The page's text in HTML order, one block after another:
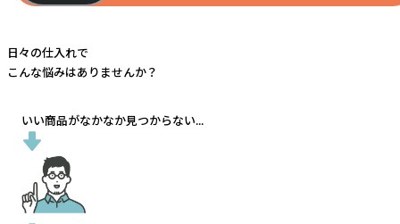
日々の仕入れで
こんな悩みはありませんか？
いい商品がなかなか見つからない...